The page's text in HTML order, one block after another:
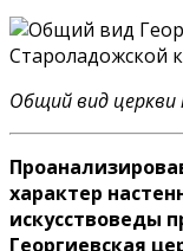
Общий вид
характер
искусствоведы
Георгиевская